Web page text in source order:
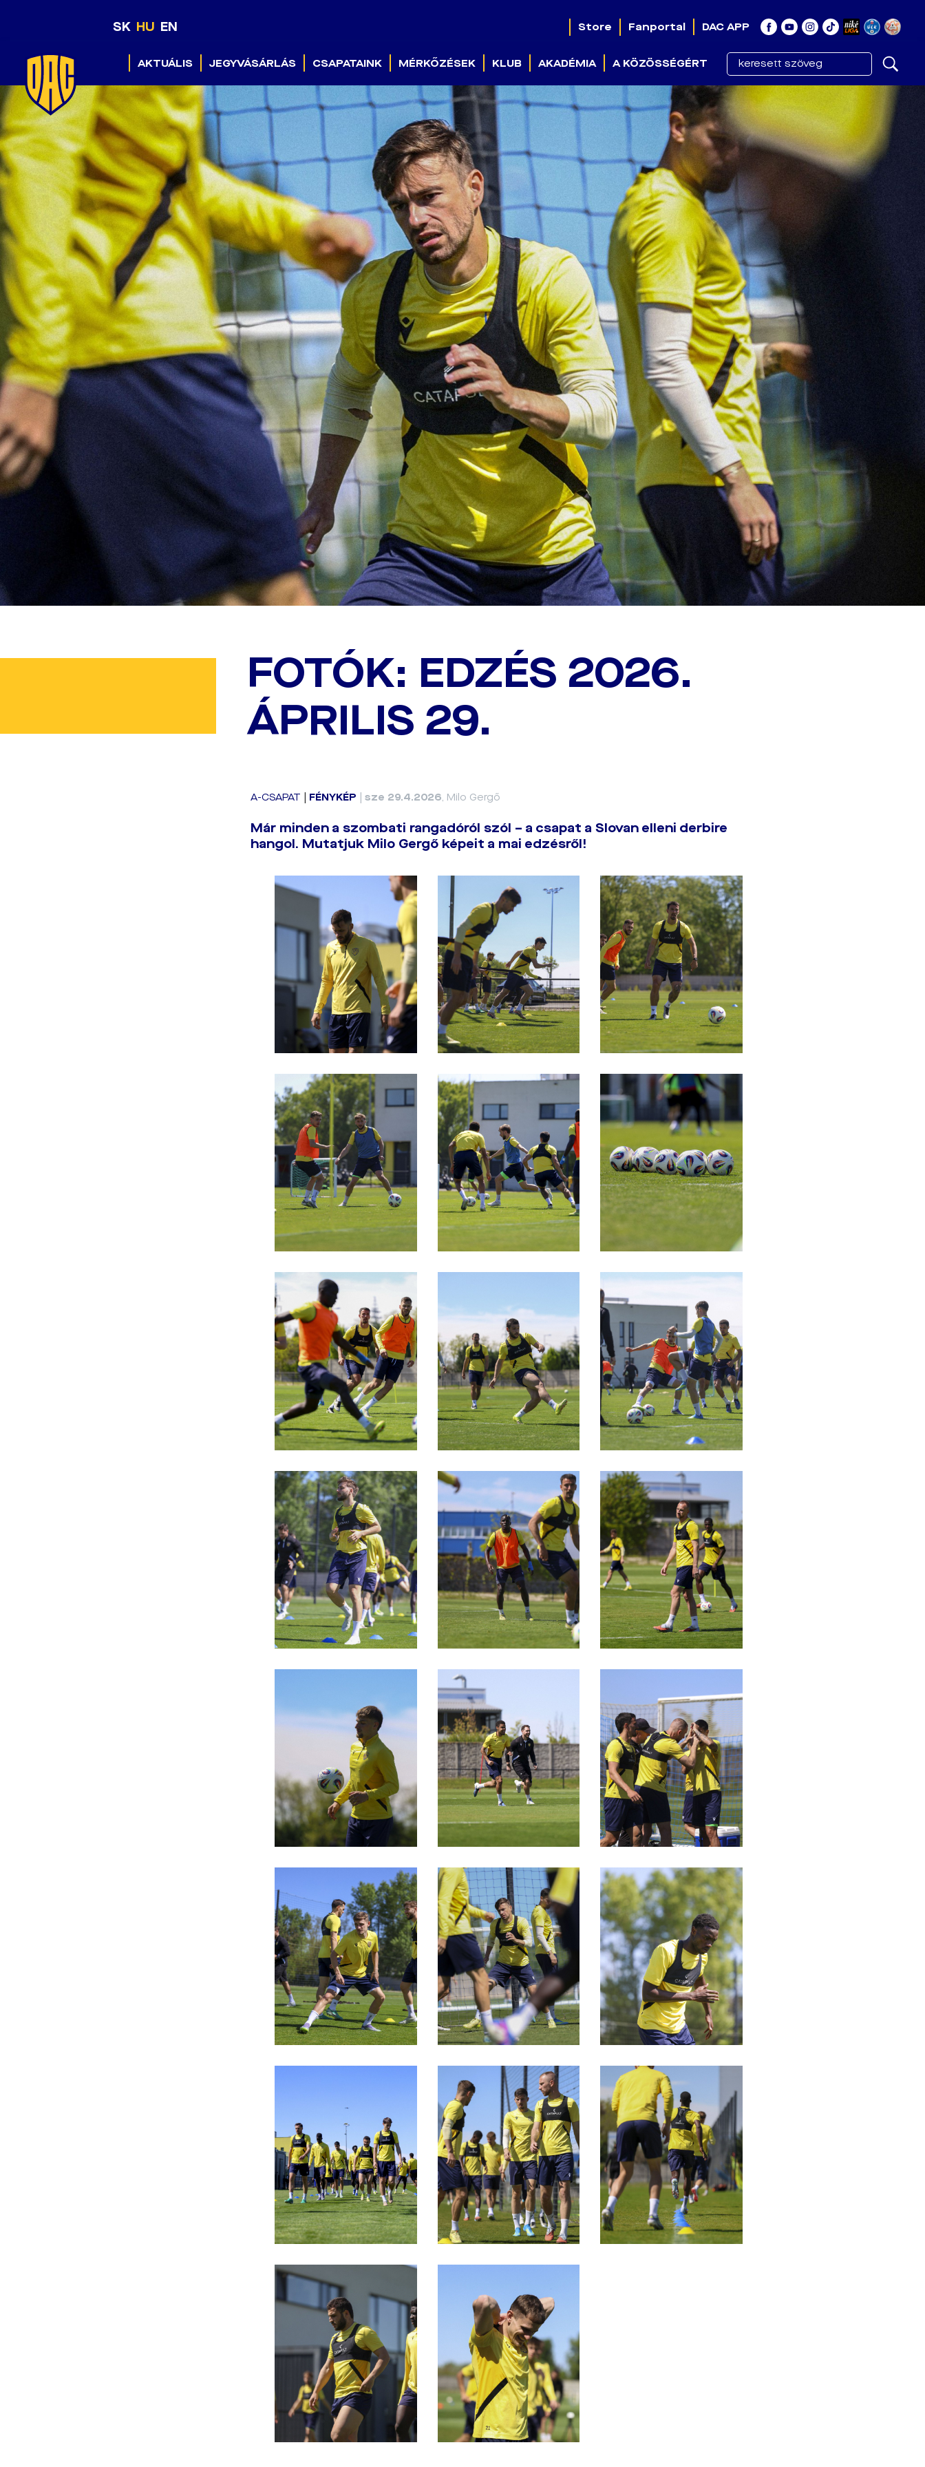
SK HU EN Store Fanportal DAC APP
AKTUÁLIS JEGYVÁSÁRLÁS CSAPATAINK MÉRKŐZÉSEK KLUB AKADÉMIA A KÖZÖSSÉGÉRT
FOTÓK: EDZÉS 2026.
ÁPRILIS 29.
A-CSAPAT FÉNYKÉP |sze 29.4.2026, Milo Gergő
Már minden a szombati rangadóról szól – a csapat a Slovan elleni derbire
hangol. Mutatjuk Milo Gergő képeit a mai edzésről!